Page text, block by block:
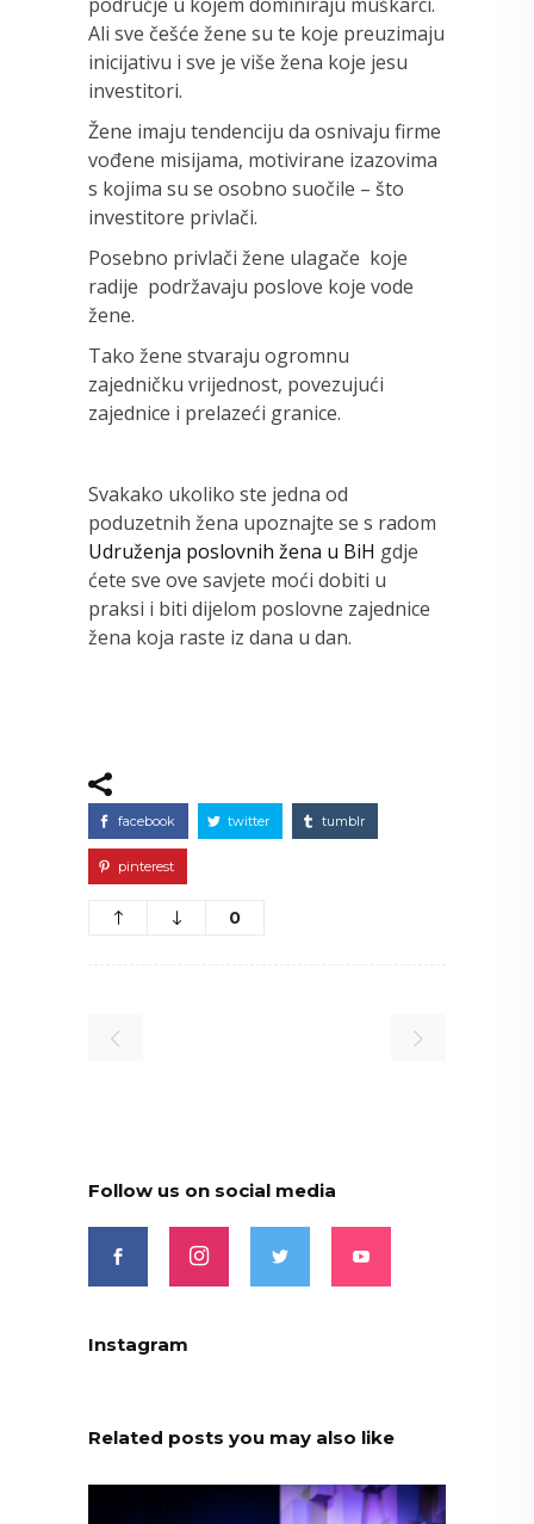
Ali sve češće žene su te koje preuzimaju
inicijativu i sve je više žena koje jesu
investitori.
Žene imaju tendenciju da osnivaju firme
vođene misijama, motivirane izazovima
s kojima su se osobno suočile – što
investitore privlači.
Posebno privlači žene ulagače koje
radije podržavaju poslove koje vode
žene.
Tako žene stvaraju ogromnu
zajedničku vrijednost, povezujući
zajednice i prelazeći granice.
Svakako ukoliko ste jedna od
poduzetnih žena upoznajte se s radom
Udruženja poslovnih žena u BiH gdje
ćete sve ove savjete moći dobiti u
praksi i biti dijelom poslovne zajednice
žena koja raste iz dana u dan.
facebook twitter tumblr
pinterest
0
Follow us on social media
Instagram
Related posts you may also like